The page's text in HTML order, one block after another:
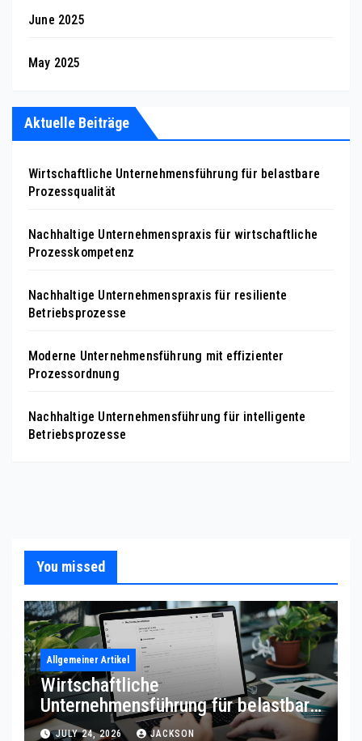
June 2025
May 2025
Aktuelle Beiträge
Wirtschaftliche Unternehmensführung für belastbare
Prozessqualität
Nachhaltige Unternehmenspraxis für wirtschaftliche
Prozesskompetenz
Nachhaltige Unternehmenspraxis für resiliente
Betriebsprozesse
Moderne Unternehmensführung mit effizienter
Prozessordnung
Nachhaltige Unternehmensführung für intelligente
Betriebsprozesse
You missed
Allgemeiner Artikel
Wirtschaftliche
Unternehmensführung für belastbare
Prozessqualität
JULY 24, 2026 JACKSON